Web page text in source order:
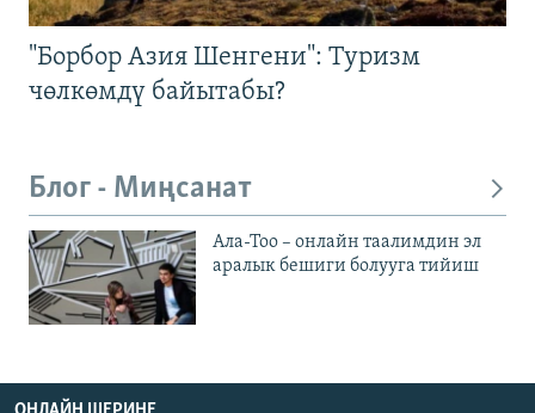
"Борбор Азия Шенгени": Туризм
чөлкөмдү байытабы?
Блог - Миңсанат
Ала-Тоо – онлайн таалимдин эл
аралык бешиги болууга тийиш